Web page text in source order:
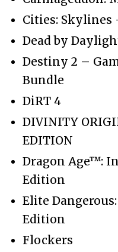
Cities:
Dead by
Destiny 2 –
Bundle
DiRT 4
DIVINITY
EDITION
Dragon Age™:
Edition
Elite
Edition
Flockers